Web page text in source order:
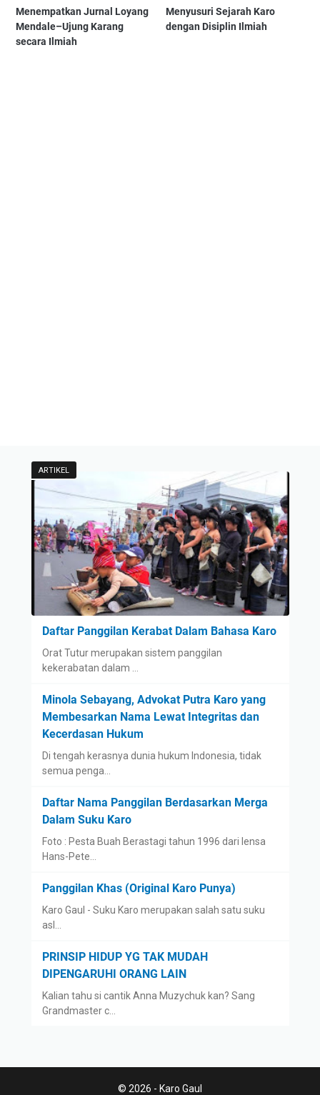
Menempatkan Jurnal Loyang
Mendale–Ujung Karang
secara Ilmiah
Menyusuri Sejarah Karo
dengan Disiplin Ilmiah
ARTIKEL
Daftar Panggilan Kerabat Dalam Bahasa Karo
Orat Tutur merupakan sistem panggilan
kekerabatan dalam …
Minola Sebayang, Advokat Putra Karo yang
Membesarkan Nama Lewat Integritas dan
Kecerdasan Hukum
Di tengah kerasnya dunia hukum Indonesia, tidak
semua penga…
Daftar Nama Panggilan Berdasarkan Merga
Dalam Suku Karo
Foto : Pesta Buah Berastagi tahun 1996 dari lensa
Hans-Pete…
Panggilan Khas (Original Karo Punya)
Karo Gaul - Suku Karo merupakan salah satu suku
asl…
PRINSIP HIDUP YG TAK MUDAH
DIPENGARUHI ORANG LAIN
Kalian tahu si cantik Anna Muzychuk kan? Sang
Grandmaster c…
© 2026 - Karo Gaul